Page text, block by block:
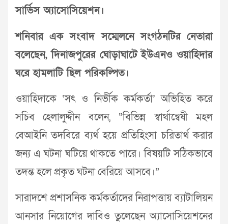
সার্ভিস অ্যাসোসিয়েশন।
শনিবার এক সংবাদ সম্মেলনে সংগঠনটির নেতারা
বলেছেন, দিনাজপুরের ঘোড়াঘাটে ইউএনও ওয়াহিদার
ঘরে হামলাটি ছিল পরিকল্পিত।
ওয়াহিদাকে ‘সৎ ও নির্ভীক কর্মকর্তা’ অভিহিত করে
সচিব হেলালুদ্দীন বলেন, “বিভিন্ন স্বার্থান্বেষী মহল
বেআইনি তদবিরে ব্যর্থ হয়ে প্রতিহিংসা চরিতার্থ করার
জন্য এ ঘটনা ঘটিয়ে থাকতে পারে। বিষয়টি সঠিকভাবে
তদন্ত হলে প্রকৃত ঘটনা বেরিয়ে আসবে।”
সারাদশে প্রশাসনিক কর্মকর্তাদের নিরাপত্তায় ব্যাটালিয়ন
আনসার নিয়োগের দাবিও তুলেছেন অ্যাসোসিয়েশনের